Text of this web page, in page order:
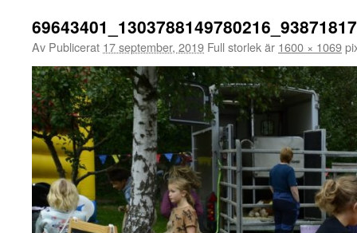
Av Publicerat 17 september, 2019 Full storlek är 1600 × 1069